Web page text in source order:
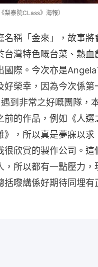
梨泰院CLass》海報）
名稱「金來」，故事將
台灣特色嘅台菜、熱血
國際。今次亦是
好榮幸，因為今次係第
到非常之好嘅團隊，
前的作品，例如《人選
》，所以真是夢寐以
很欣賞的製作公司。這
，所以都有一點壓力，
括嚟講係好期待同埋有